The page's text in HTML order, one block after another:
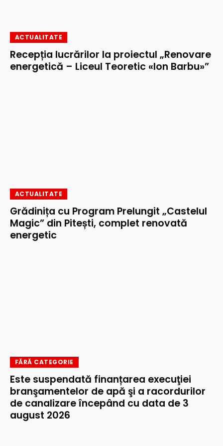
ACTUALITATE
Recepția lucrărilor la proiectul „Renovare
energetică – Liceul Teoretic «Ion Barbu»”
ACTUALITATE
Grădinița cu Program Prelungit „Castelul
Magic” din Pitești, complet renovată
energetic
FĂRĂ CATEGORIE
Este suspendată finanțarea execuţiei
branşamentelor de apă şi a racordurilor
de canalizare începând cu data de 3
august 2026